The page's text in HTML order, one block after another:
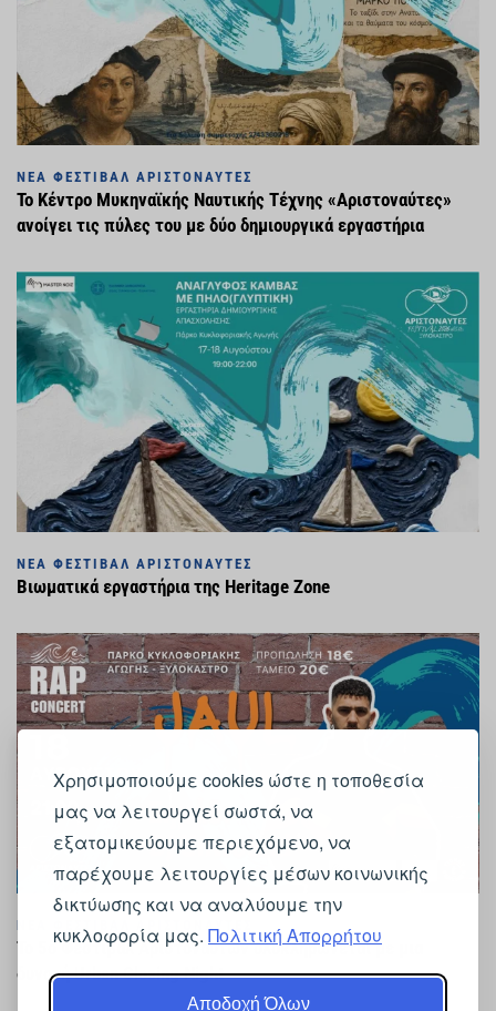
Χρησιμοποιούμε cookies ώστε η τοποθεσία
μας να λειτουργεί σωστά, να
εξατομικεύουμε περιεχόμενο, να
παρέχουμε λειτουργίες μέσων κοινωνικής
δικτύωσης και να αναλύουμε την
κυκλοφορία μας. Πολιτική Απορρήτου
Αποδοχή Όλων
ΝΈΑ ΦΕΣΤΙΒΆΛ ΑΡΙΣΤΟΝΑΎΤΕΣ
Το Κέντρο Μυκηναϊκής Ναυτικής Τέχνης «Αριστοναύτες»
ανοίγει τις πύλες του με δύο δημιουργικά εργαστήρια
ΝΈΑ ΦΕΣΤΙΒΆΛ ΑΡΙΣΤΟΝΑΎΤΕΣ
Βιωματικά εργαστήρια της Heritage Zone
ΝΈΑ ΦΕΣΤΙΒΆΛ ΑΡΙΣΤΟΝΑΎΤΕΣ
Το 5ο Φεστιβάλ Αριστοναυτών ολοκληρώνεται με μια
δυνατή Urban Closing Night